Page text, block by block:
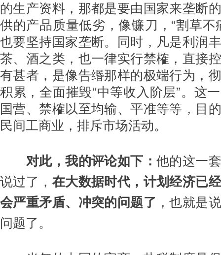
的生产资料，那都是要由国家来垄断
供的产品质量低劣，像镰刀，“割草不
也要坚持国家垄断。同时，凡是利润
茶、酒之类，也一律实行禁榷，直接
有甚者，是像告缗那样的极端行为，
积累，全面摧毁“中等收入阶层”。这
国营、禁榷以至均输、平准等等，目
民间工商业，排斥市场活动。
对此，我的评论如下：他的这一
说过了， 在大数据时代，计划经济已
会严重矛盾、冲突的问题了 ，也就是
问题了。